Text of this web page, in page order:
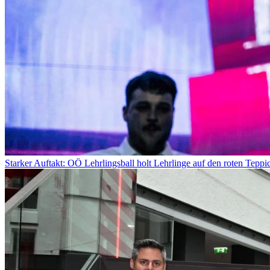
Starker Auftakt: OÖ Lehrlingsball holt Lehrlinge auf den roten